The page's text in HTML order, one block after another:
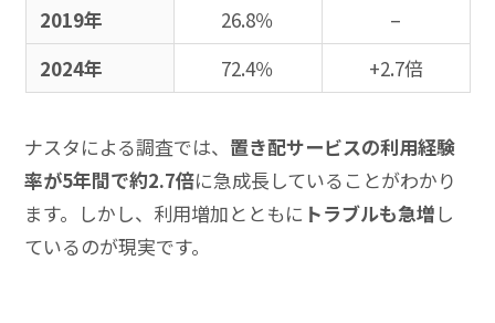
2019年 26.8％
–
2024年
72.4％ +2.7倍
ナスタによる調査では、 置き配サービスの利用経験
率が5年間で約2.7倍に急成長していることがわかり
ます。しかし、利用増加とともに トラブルも急増 し
ているのが現実です。